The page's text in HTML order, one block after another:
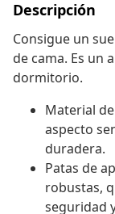
Descripción
Consigue un
de cama. Es un
dormitorio.
Material
aspecto
duradera.
Patas de
robustas,
seguridad